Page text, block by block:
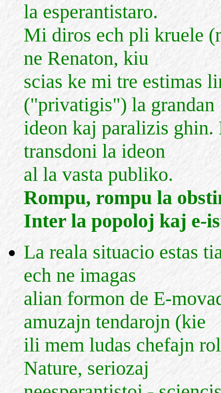
la esperantistaro.
Mi diros ech pli kruele
ne Renaton, kiu
scias ke mi tre estimas
("privatigis") la grandan
ideon kaj paralizis ghin.
transdoni la ideon
al la vasta publiko.
Rompu, rompu la
Inter la popoloj kaj e-
La reala situacio estas
ech ne imagas
alian formon de E-
amuzajn tendarojn (kie
ili mem ludas chefajn
Nature, seriozaj